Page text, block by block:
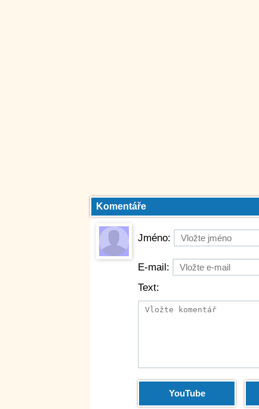
Komentáře
Jméno:
E-mail:
Text:
YouTube